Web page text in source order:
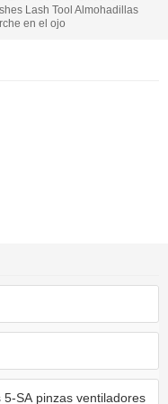
Lash Tool Almohadillas
en el ojo